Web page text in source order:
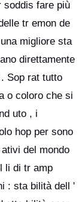
soddis fare più
tr emon de
migliore sta
direttamente
Sop rat tutto
o coloro che si
uto , i
hop per sono
del mondo
li di tr amp
: sta bilità dell '